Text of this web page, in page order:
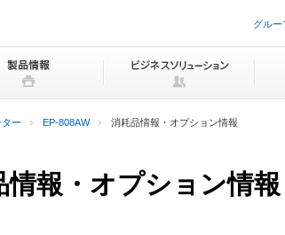
ビ
ョ
ッ
プ
グルー
ー EP-808AW 消耗品情報・オプション情報
報・オプション情報